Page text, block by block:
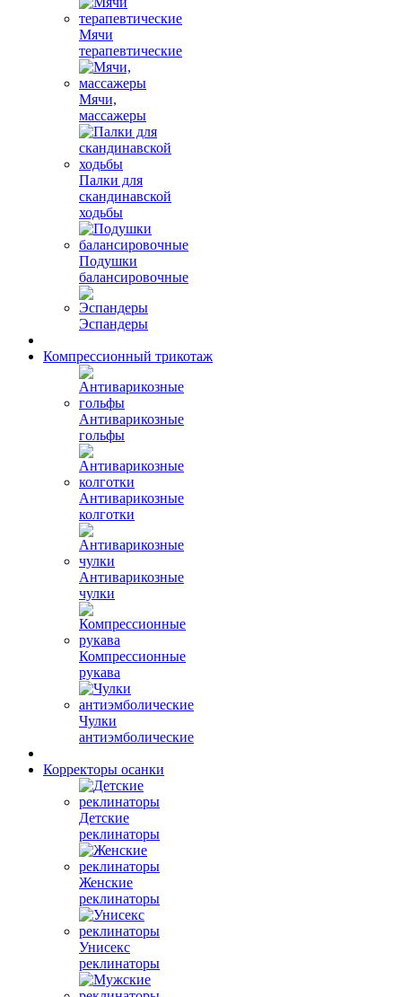
Мячи
терапевтические
Мячи,
массажеры
Палки для
скандинавской
ходьбы
Подушки
балансировочные
Эспандеры
Компрессионный трикотаж
Антиварикозные
гольфы
Антиварикозные
колготки
Антиварикозные
чулки
Компрессионные
рукава
Чулки
антиэмболические
Корректоры осанки
Детские
реклинаторы
Женские
реклинаторы
Унисекс
реклинаторы